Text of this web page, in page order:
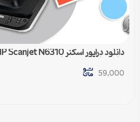
برای تمامی ویندوزها
59,000